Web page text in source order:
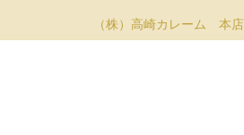
（株）高崎カレーム 本店